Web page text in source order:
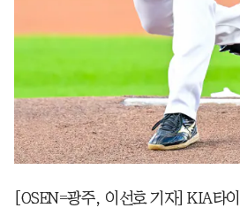
[OSEN=광주, 이선호 기자] KIA타